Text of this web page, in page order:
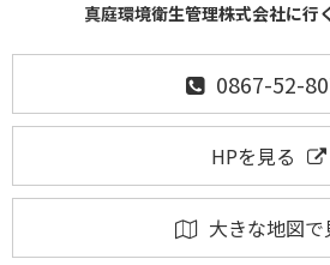
真庭環境衛生管理株式会社に行
0867-52-
HPを見る
大きな地図で